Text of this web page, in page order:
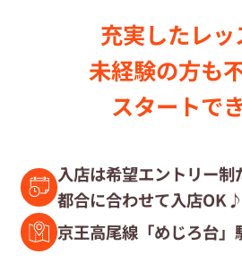
トレーニングセンター一
セラピスト募集中の店
復職セラピスト募集
充実したレッ
未経験の⽅も
スタートで
入店は希望エントリー
都合に合わせて入店OK♪
京王高尾線「めじろ台」